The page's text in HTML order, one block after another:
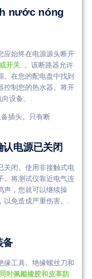
nước nóng
应始终在电源源头断开
开关 . 。该断路器允许
在您的配电盘中找到
控制您的热水器。将开
设备。.
插头。只有断
电源已关闭
关闭。使用非接触式电
。将测试仪靠近电气连
声，您就可以继续操
以免造成严重伤害。.
备
缘工具。绝缘螺丝刀和
同时佩戴橡胶和皮革防